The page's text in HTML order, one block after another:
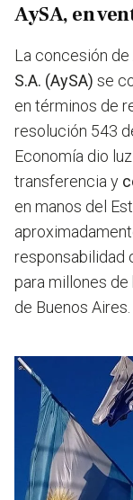
AySA, en
La concesión de
S.A. (AySA) se
en términos de
resolución 543
Economía dio
transferencia y
en manos del
responsabilidad
para millones
de Buenos Aires.